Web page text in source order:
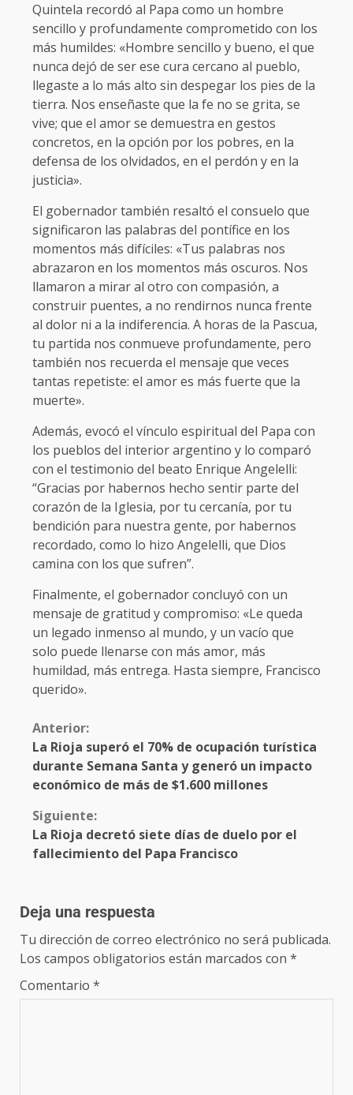
Quintela recordó al Papa como un hombre
sencillo y profundamente comprometido con los
más humildes: «Hombre sencillo y bueno, el que
nunca dejó de ser ese cura cercano al pueblo,
llegaste a lo más alto sin despegar los pies de la
tierra. Nos enseñaste que la fe no se grita, se
vive; que el amor se demuestra en gestos
concretos, en la opción por los pobres, en la
defensa de los olvidados, en el perdón y en la
justicia».
El gobernador también resaltó el consuelo que
significaron las palabras del pontífice en los
momentos más difíciles: «Tus palabras nos
abrazaron en los momentos más oscuros. Nos
llamaron a mirar al otro con compasión, a
construir puentes, a no rendirnos nunca frente
al dolor ni a la indiferencia. A horas de la Pascua,
tu partida nos conmueve profundamente, pero
también nos recuerda el mensaje que veces
tantas repetiste: el amor es más fuerte que la
muerte».
Además, evocó el vínculo espiritual del Papa con
los pueblos del interior argentino y lo comparó
con el testimonio del beato Enrique Angelelli:
“Gracias por habernos hecho sentir parte del
corazón de la Iglesia, por tu cercanía, por tu
bendición para nuestra gente, por habernos
recordado, como lo hizo Angelelli, que Dios
camina con los que sufren”.
Finalmente, el gobernador concluyó con un
mensaje de gratitud y compromiso: «Le queda
un legado inmenso al mundo, y un vacío que
solo puede llenarse con más amor, más
humildad, más entrega. Hasta siempre, Francisco
querido».
Anterior:
La Rioja superó el 70% de ocupación turística
durante Semana Santa y generó un impacto
económico de más de $1.600 millones
Siguiente:
La Rioja decretó siete días de duelo por el
fallecimiento del Papa Francisco
Deja una respuesta
Tu dirección de correo electrónico no será publicada.
Los campos obligatorios están marcados con *
Comentario *